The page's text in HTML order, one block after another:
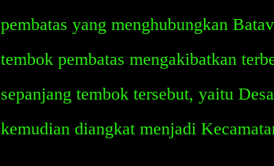
pembatas yang menghubungkan
tembok pembatas mengakibatkan
sepanjang tembok tersebut, yaitu
kemudian diangkat menjadi